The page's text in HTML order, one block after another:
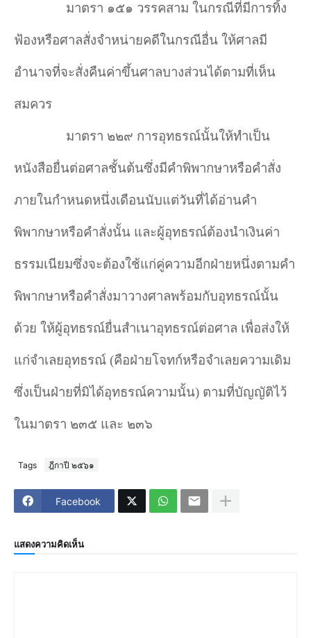
มาตรา ๑๕๑ วรรคสาม ในกรณีที่มีการทิ้ง
ฟ้องหรือศาลสั่งจำหน่ายคดีในกรณีอื่น ให้ศาลมี
อำนาจที่จะสั่งคืนค่าขึ้นศาลบางส่วนได้ตามที่เห็น
สมควร
มาตรา ๒๒๙ การอุทธรณ์นั้นให้ทำเป็น
หนังสือยื่นต่อศาลชั้นต้นซึ่งมีคำพิพากษาหรือคำสั่ง
ภายในกำหนดหนึ่งเดือนนับแต่วันที่ได้อ่านคำ
พิพากษาหรือคำสั่งนั้น และผู้อุทธรณ์ต้องนำเงินค่า
ธรรมเนียมซึ่งจะต้องใช้แก่คู่ความอีกฝ่ายหนึ่งตามคำ
พิพากษาหรือคำสั่งมาวางศาลพร้อมกับอุทธรณ์นั้น
ด้วย ให้ผู้อุทธรณ์ยื่นสำเนาอุทธรณ์ต่อศาล เพื่อส่งให้
แก่จำเลยอุทธรณ์ (คือฝ่ายโจทก์หรือจำเลยความเดิม
ซึ่งเป็นฝ่ายที่มิได้อุทธรณ์ความนั้น) ตามที่บัญญัติไว้
ในมาตรา ๒๓๕ และ ๒๓๖
Tags ฎีกาปี ๒๕๖๑
Facebook
แสดงความคิดเห็น